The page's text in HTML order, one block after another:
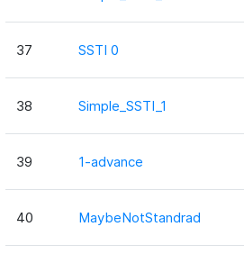
37 SSTI 0
38 Simple_SSTI_1
39 1-advance
40 MaybeNotStandrad